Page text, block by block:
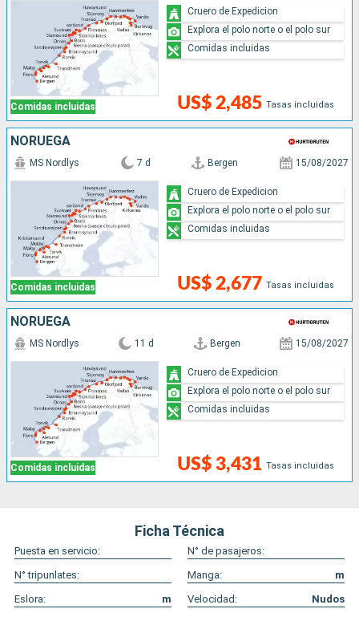
Comidas incluidas US$ 2,485 Tasas incluidas
Cruero de Expedicion
Explora el polo norte o el polo sur
Comidas incluidas
NORUEGA
Comidas incluidas
MS Nordlys 7 d Bergen 15/08/2027
US$ 2,677 Tasas incluidas
Cruero de Expedicion
Explora el polo norte o el polo sur
Comidas incluidas
NORUEGA
Comidas incluidas
MS Nordlys 11 d Bergen 15/08/2027
US$ 3,431 Tasas incluidas
Cruero de Expedicion
Explora el polo norte o el polo sur
Comidas incluidas
Ficha Técnica
Puesta en servicio:
N° de pasajeros:
N° tripunlates:
Manga:
m
Eslora:
m Velocidad: Nudos